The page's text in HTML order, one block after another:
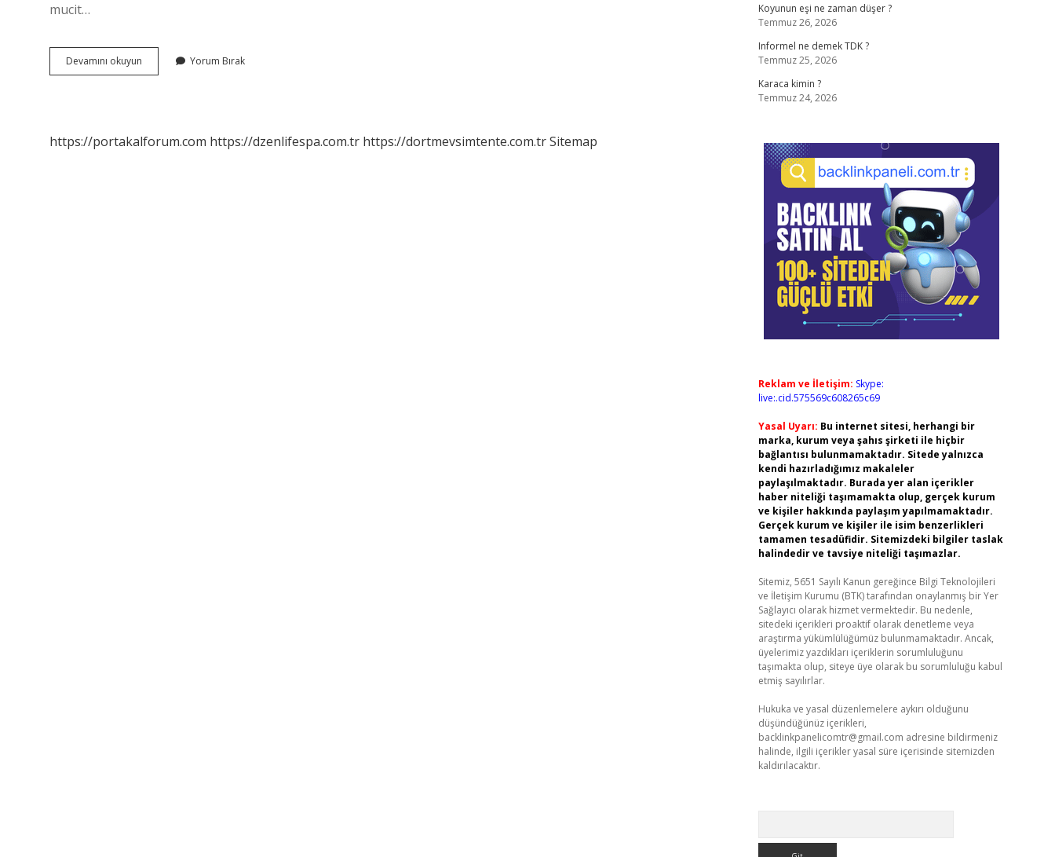
mucit…
Devamını okuyun Teknolojik
3
Edenlerin
Yorum Bırak
https://portakalforum.com https://dzenlifespa.com.tr https://dortmevsimtente.com.trSitemap
Koyunun eşi ne zaman düşer ?
Temmuz 26, 2026
Informel ne demek TDK ?
Temmuz 25, 2026
Karaca kimin ?
Temmuz 24, 2026
Reklam ve İletişim: Skype:
live:.cid.575569c608265c69
Yasal Uyarı: Bu internet sitesi, herhangi bir
marka, kurum veya şahıs şirketi ile hiçbir
bağlantısı bulunmamaktadır. Sitede yalnızca
kendi hazırladığımız makaleler
paylaşılmaktadır. Burada yer alan içerikler
haber niteliği taşımamakta olup, gerçek kurum
ve kişiler hakkında paylaşım yapılmamaktadır.
Gerçek kurum ve kişiler ile isim benzerlikleri
tamamen tesadüfidir. Sitemizdeki bilgiler taslak
halindedir ve tavsiye niteliği taşımazlar.
Sitemiz, 5651 Sayılı Kanun gereğince Bilgi Teknolojileri
ve İletişim Kurumu (BTK) tarafından onaylanmış bir Yer
Sağlayıcı olarak hizmet vermektedir. Bu nedenle,
sitedeki içerikleri proaktif olarak denetleme veya
araştırma yükümlülüğümüz bulunmamaktadır. Ancak,
üyelerimiz yazdıkları içeriklerin sorumluluğunu
taşımakta olup, siteye üye olarak bu sorumluluğu kabul
etmiş sayılırlar.
Hukuka ve yasal düzenlemelere aykırı olduğunu
düşündüğünüz içerikleri,
backlinkpanelicomtr@gmail.com adresine bildirmeniz
halinde, ilgili içerikler yasal süre içerisinde sitemizden
kaldırılacaktır.